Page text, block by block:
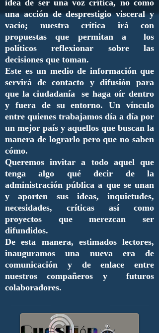
idea de ser una voz crítica, no como
una acción de desprestigio visceral y
vacío; nuestra crítica irá con
propuestas que permitan a los
políticos reflexionar sobre las
decisiones que toman.
Este es un medio de información que
servirá de contacto y difusión para
que la ciudadanía se haga oír dentro
y fuera de su entorno. Un vínculo
entre quienes trabajamos día a día por
un mejor país y aquellos que buscan la
manera de lograrlo pero que no saben
cómo.
Queremos invitar a todo aquel que
tenga algo qué decir de la
administración pública a que se unan
y aporten sus ideas, inquietudes,
necesidades, críticas así como
proyectos que merezcan ser
difundidos.
De esta manera, estimados lectores,
inauguramos una nueva era de
comunicación y de enlace entre
nuestros compañeros y futuros
colaboradores.